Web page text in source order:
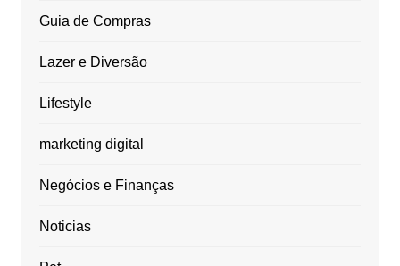
Guia de Compras
Lazer e Diversão
Lifestyle
marketing digital
Negócios e Finanças
Noticias